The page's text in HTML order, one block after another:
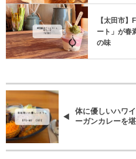
【太田市
ート」が春
の味
体に優しいハワ
ーガンカレー